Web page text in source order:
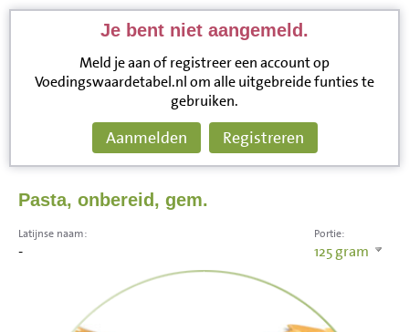
Je bent niet aangemeld.
Meld je aan of registreer een account op
Voedingswaardetabel.nl om alle uitgebreide funties te
gebruiken.
Aanmelden Registreren
Pasta, onbereid, gem.
Portie:
125gram
Latijnse naam:
-